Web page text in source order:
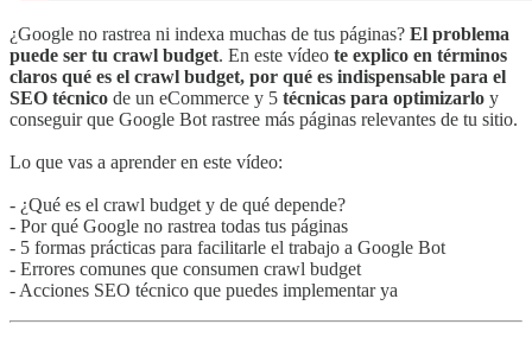
¿Google no rastrea ni indexa muchas de tus páginas? El problema
puede ser tu crawl budget. En este vídeo te explico en términos
claros qué es el crawl budget, por qué es indispensable para el
SEO técnico de un eCommerce y 5 técnicas para optimizarlo y
conseguir que Google Bot rastree más páginas relevantes de tu sitio.
Lo que vas a aprender en este vídeo:
- ¿Qué es el crawl budget y de qué depende?
- Por qué Google no rastrea todas tus páginas
- 5 formas prácticas para facilitarle el trabajo a Google Bot
- Errores comunes que consumen crawl budget
- Acciones SEO técnico que puedes implementar ya